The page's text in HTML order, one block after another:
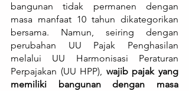
bangunan tidak permanen dengan
masa manfaat 10 tahun dikategorikan
bersama. Namun, seiring dengan
perubahan UU Pajak Penghasilan
melalui UU Harmonisasi Peraturan
Perpajakan (UU HPP), wajib pajak yang
memiliki bangunan dengan masa